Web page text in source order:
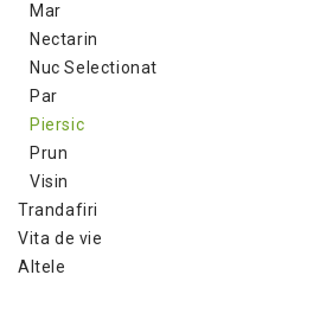
Mar
Nectarin
Nuc Selectionat
Par
Piersic
Prun
Visin
Trandafiri
Vita de vie
Altele